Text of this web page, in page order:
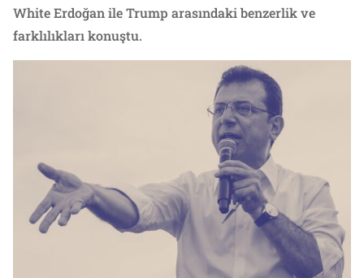
White Erdoğan ile Trump arasındaki benzerlik ve
farklılıkları konuştu.